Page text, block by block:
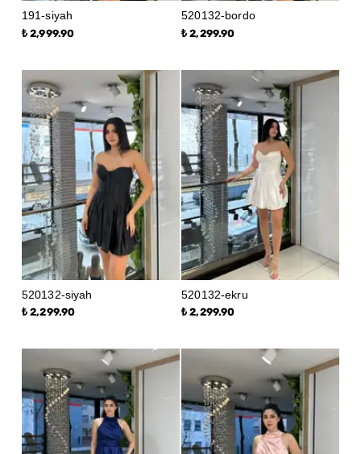
191-siyah
₺ 2,999.90
520132-bordo
₺ 2,299.90
520132-siyah
₺ 2,299.90
520132-ekru
₺ 2,299.90